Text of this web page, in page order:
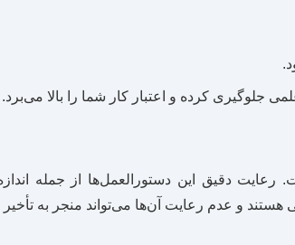
جلوگیری کرده و اعتبار کار شما را بالا می‌برد.
رعایت دقیق این دستورالعمل‌ها از جمله
و عدم رعایت آن‌ها می‌تواند منجر به تأخیر